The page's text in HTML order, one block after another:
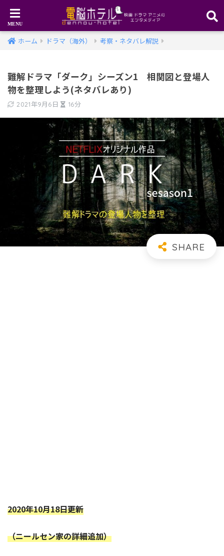
ホーム ドラマ（海外） 考察・ネタバレ解説
難解ドラマ「ダーク」シーズン1 相関図と登場人
物を整理しよう(ネタバレあり)
2021年9月6日 16分
2020年10月18日更新
（ニールセン家の詳細追加）